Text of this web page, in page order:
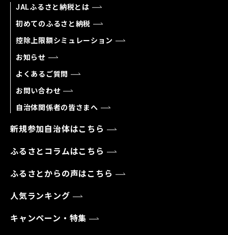
JALふるさと納税とは
初めてのふるさと納税
控除上限額シミュレーション
お知らせ
よくあるご質問
お問い合わせ
自治体関係者の皆さまへ
新規参加自治体はこちら
ふるさとコラムはこちら
ふるさとからの声はこちら
人気ランキング
キャンペーン・特集